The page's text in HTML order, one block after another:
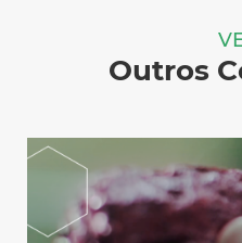
Outros